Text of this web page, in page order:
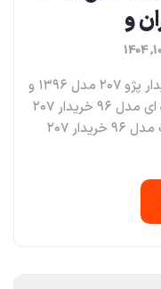
تلفن تماس ۰۹۱۲۱۲۴۴۱۰۵ بالاترین خریدار پژو ۲۰۷ مدل ۱۳۹۶ و
۱۳۹۷ در تهران و کرج خریدار ۲۰۷ دنده ای مدل ۹۶ خریدار ۲۰۷
دنده ای مدل ۹۷ خریدار ۲۰۷ اتومات مدل ۹۶ خریدار ۲۰۷